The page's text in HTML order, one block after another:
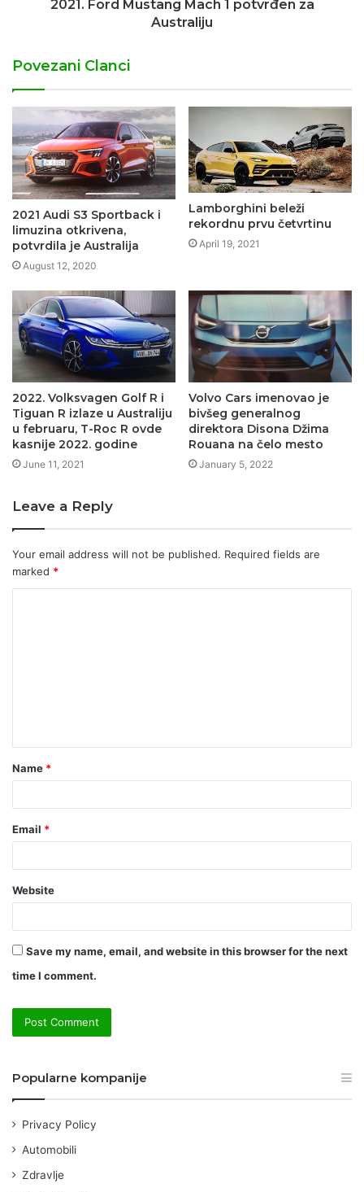
2021. Ford Mustang Mach 1 potvrđen za
Australiju
Povezani Clanci
2021 Audi S3 Sportback i
limuzina otkrivena,
potvrdila je Australija
August 12, 2020
Lamborghini beleži
rekordnu prvu četvrtinu
April 19, 2021
2022. Volksvagen Golf R i
Tiguan R izlaze u Australiju
u februaru, T-Roc R ovde
kasnije 2022. godine
June 11, 2021
Volvo Cars imenovao je
bivšeg generalnog
direktora Disona Džima
Rouana na čelo mesto
January 5, 2022
Leave a Reply
Your email address will not be published. Required fields are
marked *
t
*
Name *
Email *
Website
Save my name, email, and website in this browser for the next
time I comment.
Popularne kompanije
Privacy Policy
Automobili
Zdravlje